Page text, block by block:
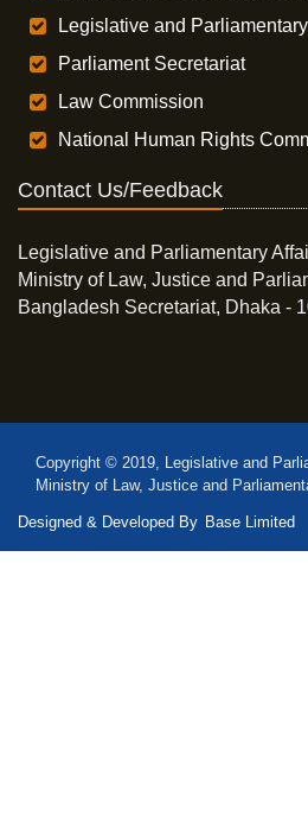
Legislative and
Parliament Secretariat
Law Commission
National Human Rights
Contact Us/Feedback
Legislative and Parliamentary
Ministry of Law, Justice and
Bangladesh Secretariat, Dhaka -
Copyright © 2019, Legislative and
Ministry of Law, Justice and
Designed & Developed By Base Limited